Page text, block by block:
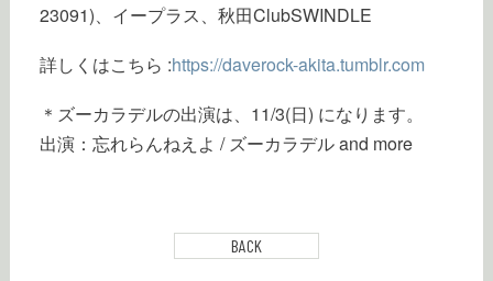
23091)、イープラス、秋田ClubSWINDLE
詳しくはこちら :https://daverock-akita.tumblr.com
＊ズーカラデルの出演は、11/3(日) になります。
出演：忘れらんねえよ / ズーカラデル and more
BACK